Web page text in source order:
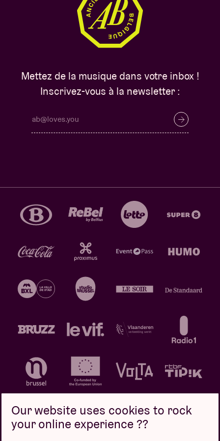
Mettez de la musique dans votre inbox !
Inscrivez-vous à la newsletter :
Our website uses cookies to rock
your online experience ??